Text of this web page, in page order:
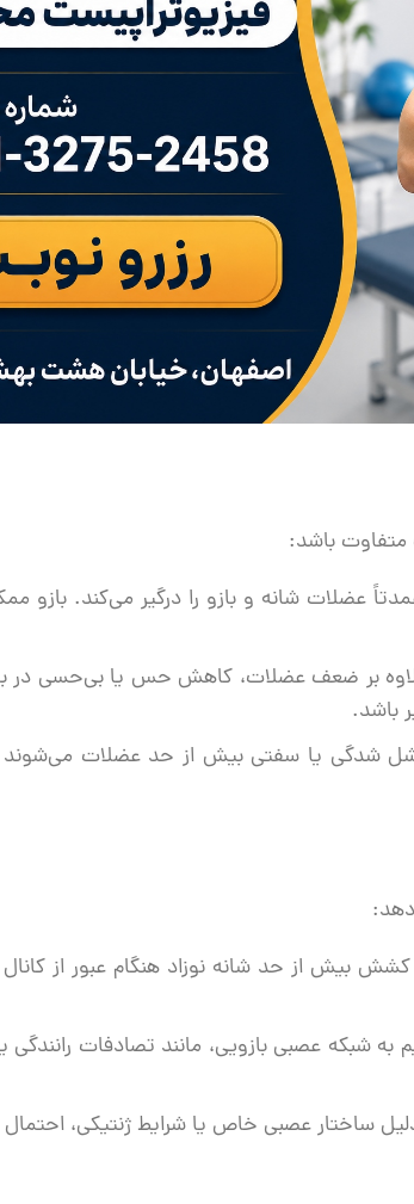
باشد:
عضلات شانه و بازو را درگیر می‌کند. بازو
بر ضعف عضلات، کاهش حس یا بی‌حسی
باشد.
شل شدگی یا سفتی بیش از حد عضلات
بیش از حد شانه نوزاد هنگام عبور از
شبکه عصبی بازویی، مانند تصادفات رانندگی
ساختار عصبی خاص یا شرایط ژنتیکی،